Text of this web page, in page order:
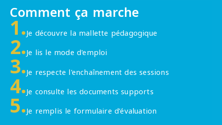
Comment ça marche
1.Je découvre la mallette pédagogique
2.Je lis le mode d'emploi
3.Je respecte l'enchaînement des sessions
4.Je consulte les documents supports
5.Je remplis le formulaire d’évaluation